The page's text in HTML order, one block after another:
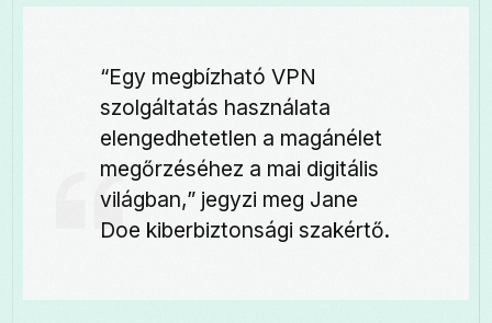
“Egy megbízható VPN
szolgáltatás használata
elengedhetetlen a magánélet
megőrzéséhez a mai digitális
világban,” jegyzi meg Jane
Doe kiberbiztonsági szakértő.